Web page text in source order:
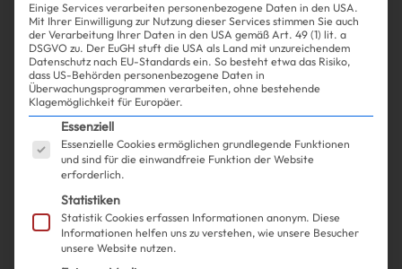
Shopping Fashion| 05.03.2025
Kein Frühling ohne Lederjacke –
und diese 10 haben es uns
besonders angetan!
Einige Services verarbeiten personenbezogene Daten in den USA.
Mit Ihrer Einwilligung zur Nutzung dieser Services stimmen Sie auch
der Verarbeitung Ihrer Daten in den USA gemäß Art. 49 (1) lit. a
DSGVO zu. Der EuGH stuft die USA als Land mit unzureichendem
Datenschutz nach EU-Standards ein. So besteht etwa das Risiko,
dass US-Behörden personenbezogene Daten in
Überwachungsprogrammen verarbeiten, ohne bestehende
Klagemöglichkeit für Europäer.
Es folgt eine Liste der Service-Gruppen, für die
Essenziell
Essenzielle Cookies ermöglichen grundlegende Funktionen
und sind für die einwandfreie Funktion der Website
erforderlich.
Statistiken
Statistik Cookies erfassen Informationen anonym. Diese
Informationen helfen uns zu verstehen, wie unsere Besucher
unsere Website nutzen.